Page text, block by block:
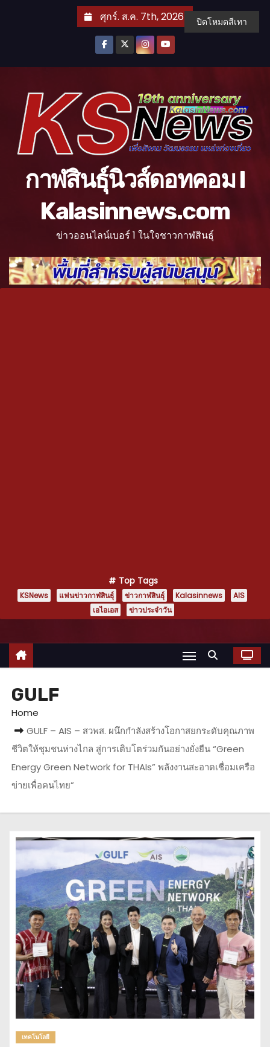
ศุกร์. ส.ค. 7th, 2026
กาฬสินธุ์นิวส์ดอทคอม l
Kalasinnews.com
ข่าวออนไลน์เบอร์ 1 ในใจชาวกาฬสินธุ์
Top Tags
KSNews แฟนข่าวกาฬสินธุ์ ข่าวกาฬสินธุ์ Kalasinnews
AIS
เอไอเอส
ข่าวประจำวัน
GULF
Home
GULF – AIS – สวพส. ผนึกกำลังสร้างโอกาสยกระดับคุณภาพ
ชีวิตให้ชุมชนห่างไกล สู่การเติบโตร่วมกันอย่างยั่งยืน “Green
Energy Green Network for THAIs” พลังงานสะอาดเชื่อมเครือ
ข่ายเพื่อคนไทย”
เทคโนโลยี
ปิดโหมดสีเทา